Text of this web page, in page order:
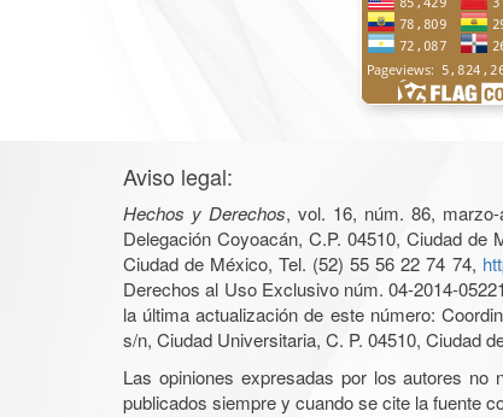
Aviso legal:
Hechos y Derechos, vol. 16, núm. 86,
Delegación Coyoacán, C.P. 04510, Ciudad
Ciudad de México, Tel. (52) 55 56 22 74 74,
Derechos al Uso Exclusivo núm. 04-2014-
la última actualización de este número:
s/n, Ciudad Universitaria, C. P. 04510, Ciudad
Las opiniones expresadas por los autores
publicados siempre y cuando se cite la fuente